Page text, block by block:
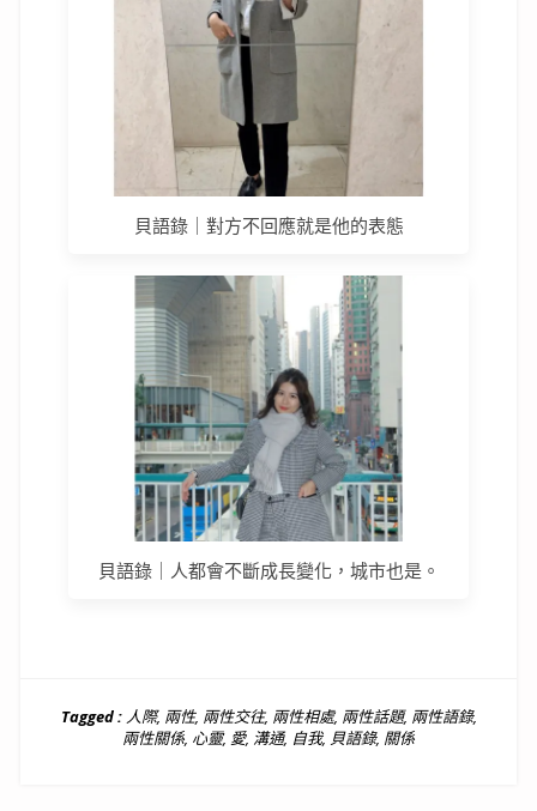
貝語錄｜對方不回應就是他的表態
貝語錄｜人都會不斷成長變化，城市也是。
Tagged : 人際, 兩性, 兩性交往, 兩性相處, 兩性話題, 兩性語錄,
兩性關係, 心靈, 愛, 溝通, 自我, 貝語錄, 關係